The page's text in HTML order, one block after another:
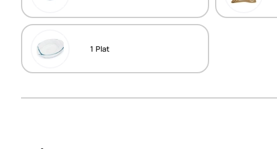
1 Plat